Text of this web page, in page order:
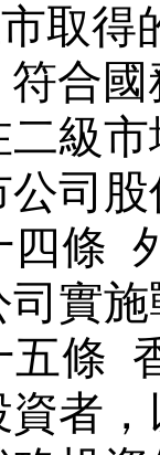
取得
符合
二級
司
四條
司實
五條
者